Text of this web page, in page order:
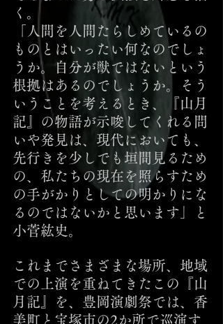
く。
「人間を人間たらしめているの
ものとはいったい何なのでしょ
うか。自分が獣ではないという
根拠はあるのでしょうか。そう
いうことを考えるとき、『山月
記』の物語が示唆してくれる問
いや発見は、現代においても、
先行きを少しでも垣間見るため
の、私たちの現在を照らすため
の手がかりとしての明かりにな
るのではないかと思います」と
小菅紘史。
これまでさまざまな場所、地域
での上演を重ねてきたこの『山
月記』を、豊岡演劇祭では、香
美町と宝塚市の2か所で巡演す